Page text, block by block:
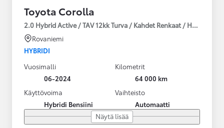
Toyota Corolla
2.0 Hybrid Active / TAV 12kk Turva / Kahdet Renkaat /
Rovaniemi
HYBRIDI
Vuosimalli
06-2024
Kilometrit
64 000 km
Käyttövoima
Hybridi Bensiini
Vaihteisto
Automaatti
Näytä lisää